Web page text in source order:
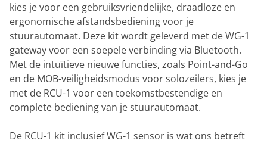
kies je voor een gebruiksvriendelijke, draadloze en
ergonomische afstandsbediening voor je
stuurautomaat. Deze kit wordt geleverd met de WG-1
gateway voor een soepele verbinding via Bluetooth.
Met de intuïtieve nieuwe functies, zoals Point-and-Go
en de MOB-veiligheidsmodus voor solozeilers, kies je
met de RCU-1 voor een toekomstbestendige en
complete bediening van je stuurautomaat.
De RCU-1 kit inclusief WG-1 sensor is wat ons betreft